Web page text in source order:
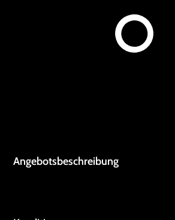
Angebotsbeschreibung